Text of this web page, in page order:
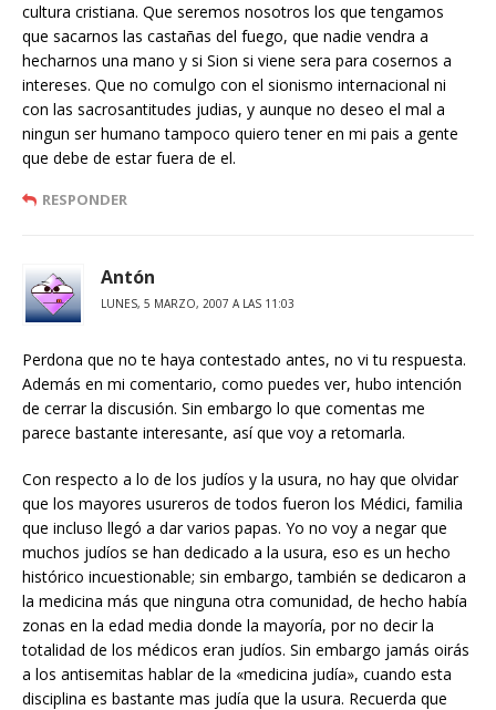
cultura cristiana. Que seremos nosotros los que tengamos
que sacarnos las castañas del fuego, que nadie vendra a
hecharnos una mano y si Sion si viene sera para cosernos a
intereses. Que no comulgo con el sionismo internacional ni
con las sacrosantitudes judias, y aunque no deseo el mal a
ningun ser humano tampoco quiero tener en mi pais a gente
que debe de estar fuera de el.
RESPONDER
Antón
LUNES, 5 MARZO, 2007 A LAS 11:03
Perdona que no te haya contestado antes, no vi tu respuesta.
Además en mi comentario, como puedes ver, hubo intención
de cerrar la discusión. Sin embargo lo que comentas me
parece bastante interesante, así que voy a retomarla.
Con respecto a lo de los judíos y la usura, no hay que olvidar
que los mayores usureros de todos fueron los Médici, familia
que incluso llegó a dar varios papas. Yo no voy a negar que
muchos judíos se han dedicado a la usura, eso es un hecho
histórico incuestionable; sin embargo, también se dedicaron a
la medicina más que ninguna otra comunidad, de hecho había
zonas en la edad media donde la mayoría, por no decir la
totalidad de los médicos eran judíos. Sin embargo jamás oirás
a los antisemitas hablar de la «medicina judía», cuando esta
disciplina es bastante mas judía que la usura. Recuerda que